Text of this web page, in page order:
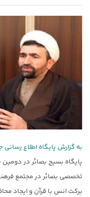
به گزارش پایگاه اطلاع
پایگاه بسیج بصائر در
تخصصی بصائر در مجتمع
برکت انس با قرآن و ایجاد